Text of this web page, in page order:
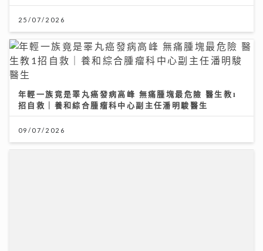
25/07/2026
年輕一族竟是睪丸癌發病高峰 無痛腫塊最危險 醫生教1
招自救｜養和綜合腫瘤科中心副主任潘明駿醫生
09/07/2026